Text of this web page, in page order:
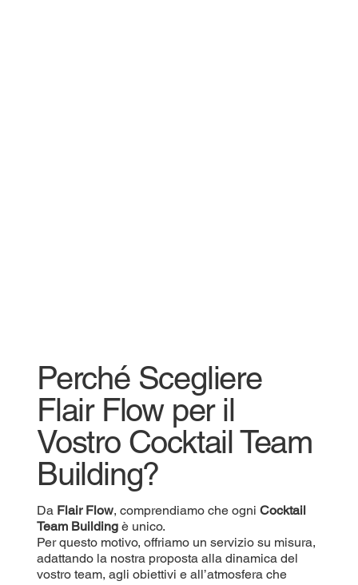
Perché Scegliere
Flair Flow per il
Vostro Cocktail Team
Building?
Da Flair Flow, comprendiamo che ogni Cocktail
Team Buildingè unico.
Per questo motivo, offriamo un servizio su misura,
adattando la nostra proposta alla dinamica del
vostro team, agli obiettivi e all’atmosfera che